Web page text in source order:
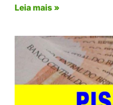
Leia mais »